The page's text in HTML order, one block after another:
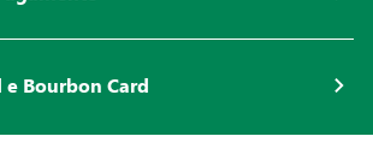
Bourbon Card